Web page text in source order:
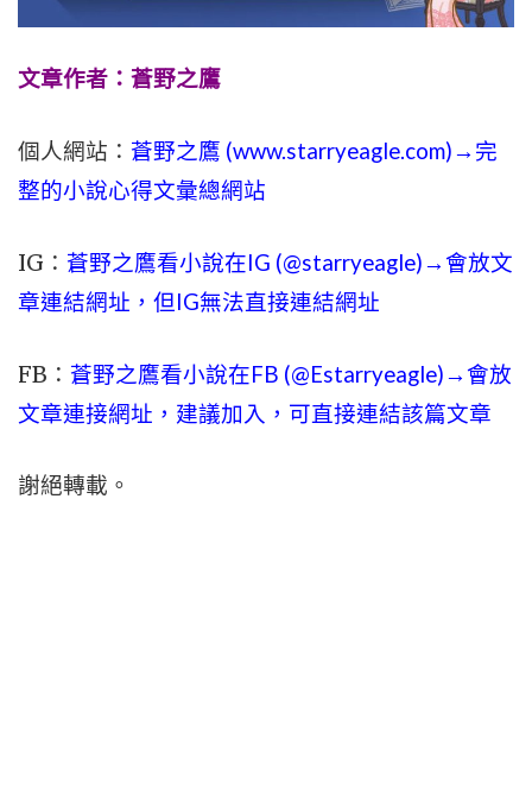
文章作者：蒼野之鷹
個人網站： 蒼野之鷹 (www.starryeagle.com)→完
整的小說心得文彙總網站
IG： 蒼野之鷹看小說在IG (@starryeagle)→會放文
章連結網址，但IG無法直接連結網址
FB： 蒼野之鷹看小說在FB (@Estarryeagle)→會放
文章連接網址，建議加入，可直接連結該篇文章
謝絕轉載。